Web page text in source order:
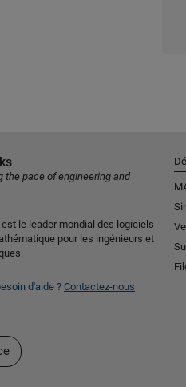
the pace of engineering and
le leader mondial des logiciels
pour les ingénieurs et
d'aide ?Contactez-nous
un site web